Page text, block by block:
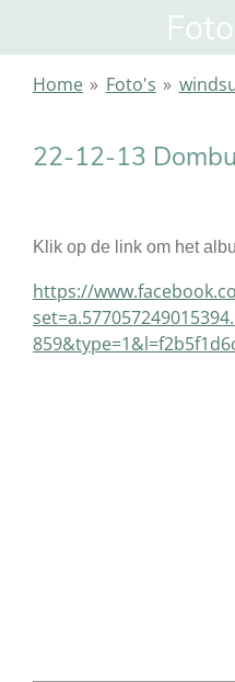
naar
Foto
Home » Foto's »
22-12-13
Klik op de link om het
https://